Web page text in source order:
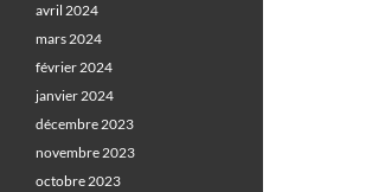
avril 2024
mars 2024
février 2024
janvier 2024
décembre 2023
novembre 2023
octobre 2023